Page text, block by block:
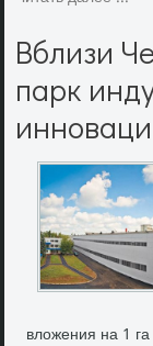
Вблизи
парк
влοжения на 1